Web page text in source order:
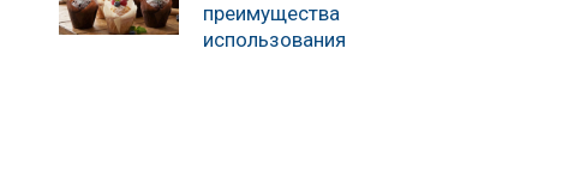
преимущества
использования